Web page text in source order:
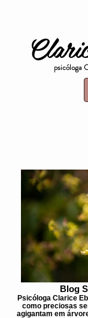
psicóloga
Blog
Psicóloga Clarice
como preciosas
agigantam em